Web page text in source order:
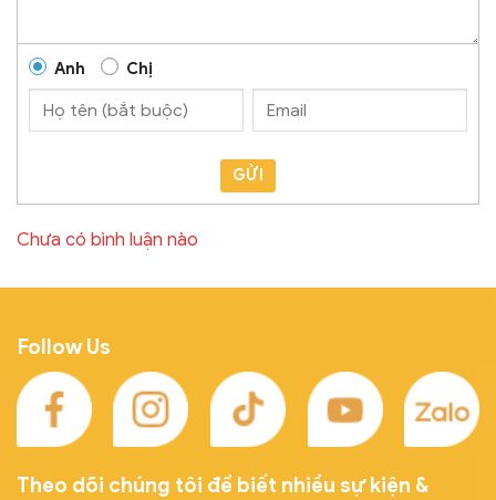
Anh Chị
GỬI
Chưa có bình luận nào
Follow Us
Theo dõi chúng tôi để biết nhiều sự kiện &